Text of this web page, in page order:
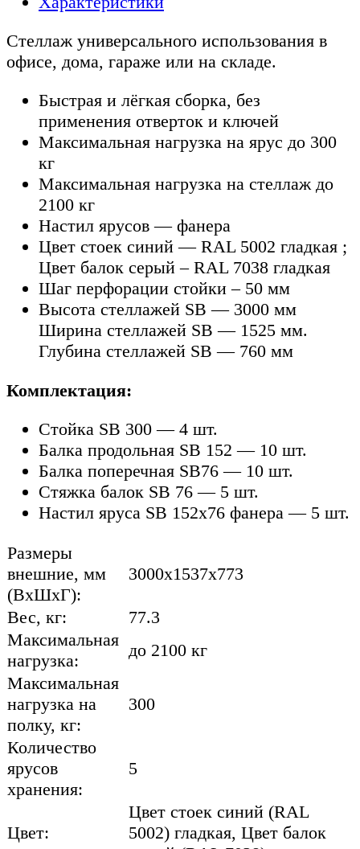
Стеллаж универсального использования в
офисе, дома, гараже или на складе.
Быстрая и лёгкая сборка, без
применения отверток и ключей
Максимальная нагрузка на ярус до 300
кг
Максимальная нагрузка на стеллаж до
2100 кг
Настил ярусов — фанера
Цвет стоек синий — RAL 5002 гладкая ;
Цвет балок серый – RAL 7038 гладкая
Шаг перфорации стойки – 50 мм
Высота стеллажей SB — 3000 мм
Ширина стеллажей SB — 1525 мм.
Глубина стеллажей SB — 760 мм
Комплектация:
Стойка SB 300 — 4 шт.
Балка продольная SB 152 — 10 шт.
Балка поперечная SB76 — 10 шт.
Стяжка балок SB 76 — 5 шт.
Настил яруса SB 152х76 фанера — 5 шт.
Размеры
внешние, мм
(ВхШхГ):
3000x1537x773
Вес, кг:
77.3
Максимальная
нагрузка:
до 2100 кг
Максимальная
нагрузка на
полку, кг:
300
Количество
ярусов
хранения:
5
Цвет:
Цвет стоек синий (RAL
5002) гладкая, Цвет балок